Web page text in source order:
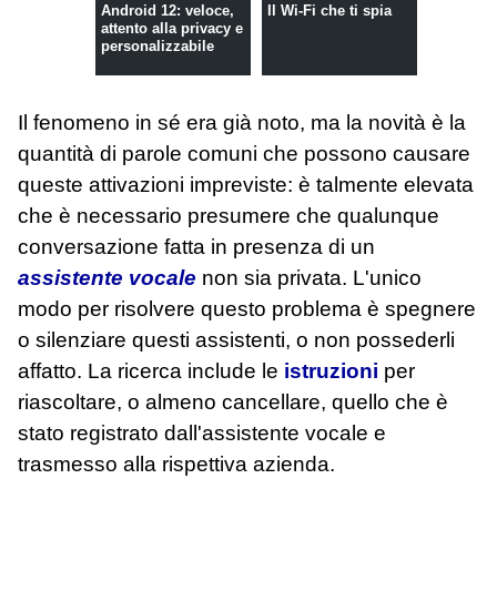
Android 12: veloce,
attento alla privacy e
personalizzabile
Il Wi-Fi che ti spia
Il fenomeno in sé era già noto, ma la novità è la
quantità di parole comuni che possono causare
queste attivazioni impreviste: è talmente elevata
che è necessario presumere che qualunque
conversazione fatta in presenza di un
assistente vocale non sia privata. L'unico
modo per risolvere questo problema è spegnere
o silenziare questi assistenti, o non possederli
affatto. La ricerca include le istruzioni per
riascoltare, o almeno cancellare, quello che è
stato registrato dall'assistente vocale e
trasmesso alla rispettiva azienda.